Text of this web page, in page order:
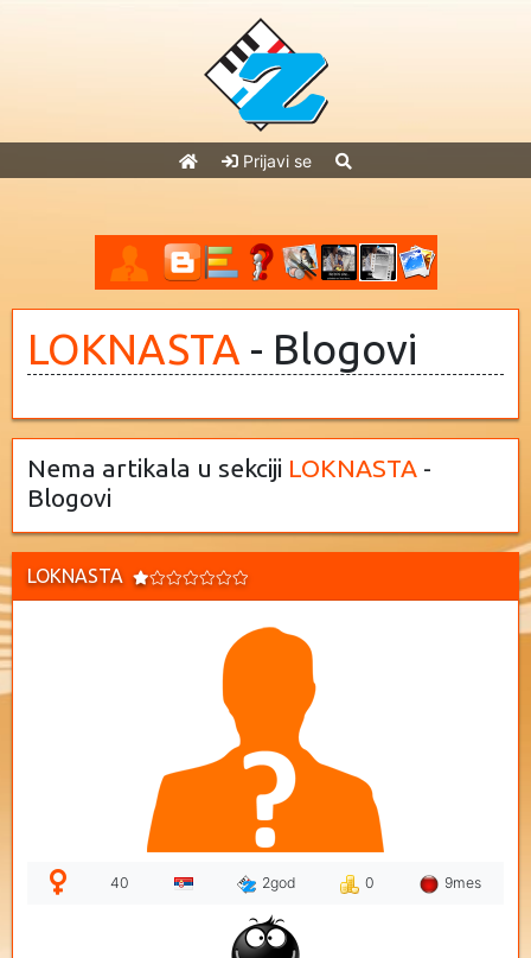
Prijavi se
LOKNASTA - Blogovi
Nema artikala u sekciji LOKNASTA -
Blogovi
LOKNASTA
40 2god 0 9mes